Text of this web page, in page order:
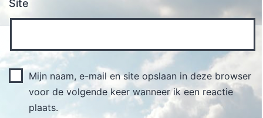
Site
Mijn naam, e-mail en site opslaan in deze browser
voor de volgende keer wanneer ik een reactie
plaats.